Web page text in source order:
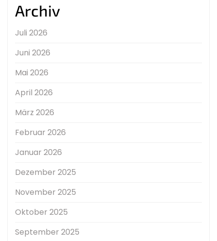
Archiv
Juli 2026
Juni 2026
Mai 2026
April 2026
März 2026
Februar 2026
Januar 2026
Dezember 2025
November 2025
Oktober 2025
September 2025